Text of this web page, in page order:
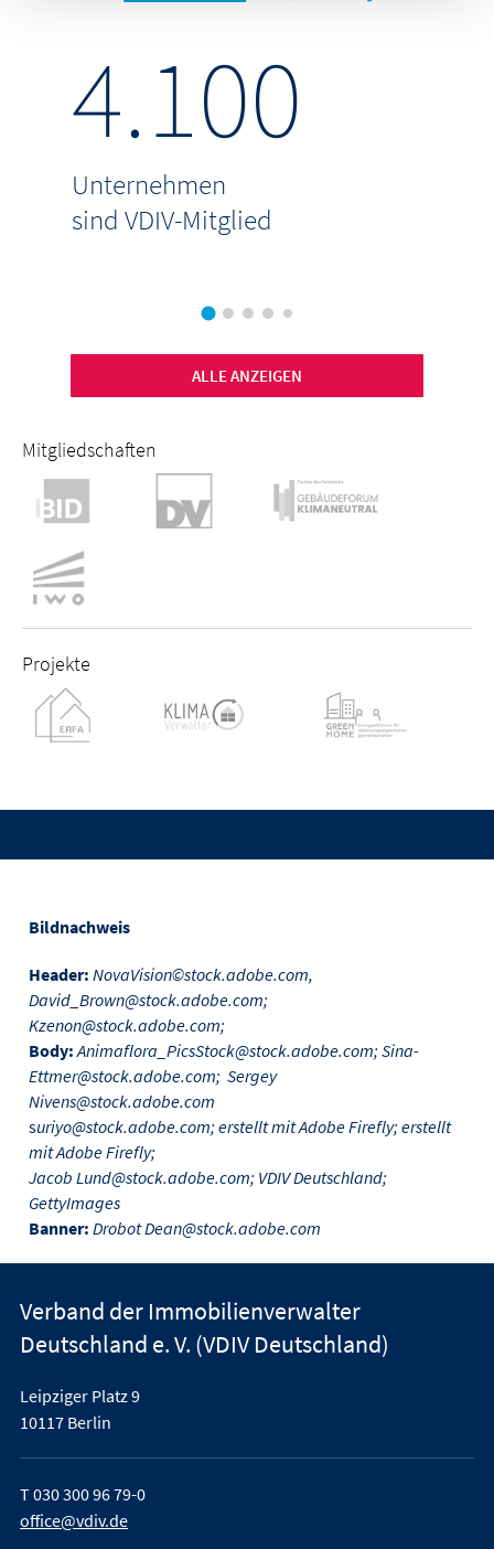
4.100
Unternehmen
sind VDIV-Mitglied
ALLE ANZEIGEN
Mitgliedschaften
Projekte
Bildnachweis
Header: NovaVision©stock.adobe.com,
David_Brown@stock.adobe.com;
Kzenon@stock.adobe.com;
Body: Animaflora_PicsStock@stock.adobe.com; Sina-
Ettmer@stock.adobe.com; Sergey
Nivens@stock.adobe.com
suriyo@stock.adobe.com; erstellt mit Adobe Firefly; erstellt
mit Adobe Firefly;
Jacob Lund@stock.adobe.com; VDIV Deutschland;
GettyImages
Banner: Drobot Dean@stock.adobe.com
Verband der Immobilienverwalter
Deutschland e. V. (VDIV Deutschland)
Leipziger Platz 9
10117 Berlin
T030 300 96 79-0
office@vdiv.de